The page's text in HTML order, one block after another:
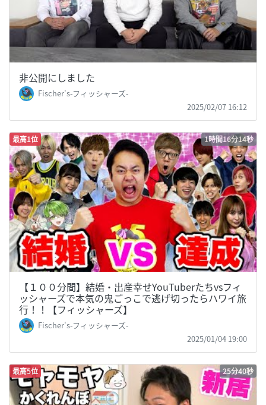
非公開にしました
Fischer's-フィッシャーズ-
2025/02/07 16:12
最高1位 1時間16分14秒
【１００分間】結婚・出産幸せYouTuberたちvsフィ
ッシャーズで本気の鬼ごっこで逃げ切ったらハワイ旅
行！！【フィッシャーズ】
Fischer's-フィッシャーズ-
2025/01/04 19:00
最高5位 25分40秒